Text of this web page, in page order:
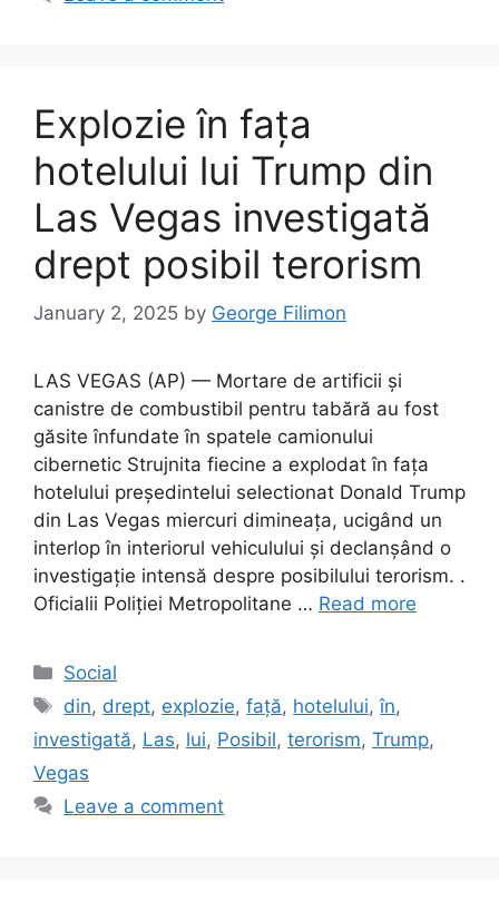
Explozie în fața
hotelului lui Trump din
Las Vegas investigată
drept posibil terorism
January 2, 2025 by George Filimon
LAS VEGAS (AP) — Mortare de artificii și
canistre de combustibil pentru tabără au fost
găsite înfundate în spatele camionului
cibernetic Strujnita fiecine a explodat în fața
hotelului președintelui selectionat Donald Trump
din Las Vegas miercuri dimineața, ucigând un
interlop în interiorul vehiculului și declanșând o
investigație intensă despre posibilului terorism. .
Oficialii Poliției Metropolitane … Read more
Categories
Social
Tags
din, drept, explozie,față, hotelului,în,
investigată, Las, lui, Posibil, terorism, Trump,
Vegas
Leave a comment